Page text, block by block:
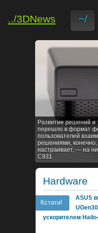
../3DNews ~/
Развитие решений и
перешло в формат
пользователей
решениями, конечно,
настраивает, — на
C931
Hardware
Кстати!
ASUS
ускорителем